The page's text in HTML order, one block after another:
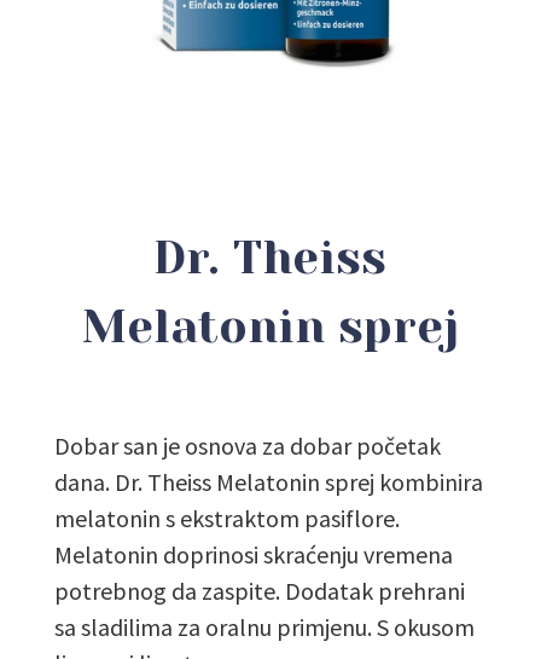
Dr. Theiss
Melatonin sprej
Dobar san je osnova za dobar početak
dana. Dr. Theiss Melatonin sprej kombinira
melatonin s ekstraktom pasiflore.
Melatonin doprinosi skraćenju vremena
potrebnog da zaspite. Dodatak prehrani
sa sladilima za oralnu primjenu. S okusom